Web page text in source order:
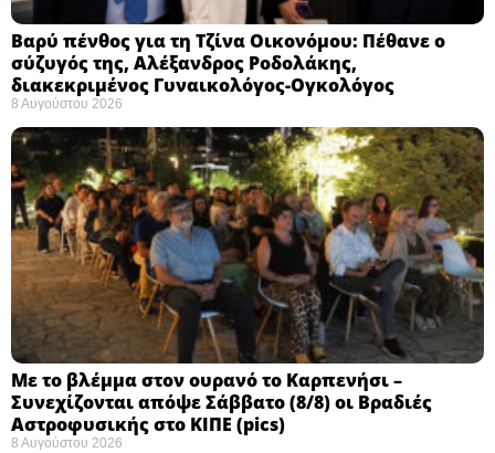
Βαρύ πένθος για τη Τζίνα Οικονόμου: Πέθανε ο
σύζυγός της, Αλέξανδρος Ροδολάκης,
διακεκριμένος Γυναικολόγος-Ογκολόγος
8 Αυγούστου 2026
Με το βλέμμα στον ουρανό το Καρπενήσι –
Συνεχίζονται απόψε Σάββατο (8/8) οι Βραδιές
Αστροφυσικής στο ΚΙΠΕ (pics)
8 Αυγούστου 2026